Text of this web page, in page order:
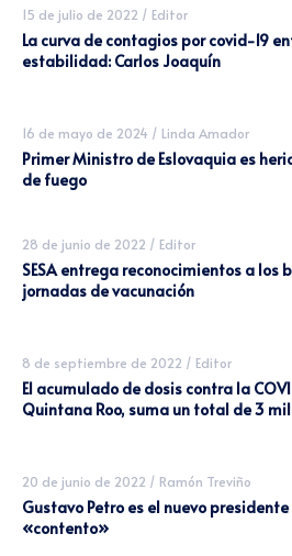
15 de julio de 2022 / Editor
La curva de contagios por covid-19
estabilidad: Carlos Joaquín
16 de mayo de 2024 / Linda Amador
Primer Ministro de Eslovaquia es
de fuego
28 de junio de 2022 / Editor
SESA entrega reconocimientos a los
jornadas de vacunación
8 de septiembre de 2022 / Editor
El acumulado de dosis contra la
Quintana Roo, suma un total de 3
20 de junio de 2022 / Ramón Treviño
Gustavo Petro es el nuevo
«contento»